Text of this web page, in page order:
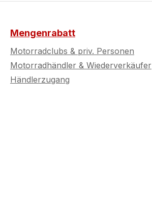
Mengenrabatt
Motorradclubs & priv. Personen
Motorradhändler & Wiederverkäufer
Händlerzugang